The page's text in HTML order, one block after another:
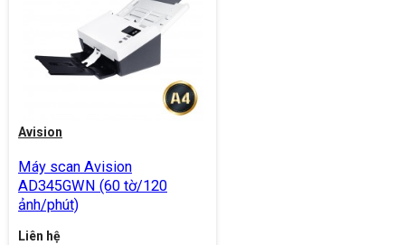
Avision
Máy scan Avision
AD345GWN (60 tờ/120
ảnh/phút)
Liên hệ